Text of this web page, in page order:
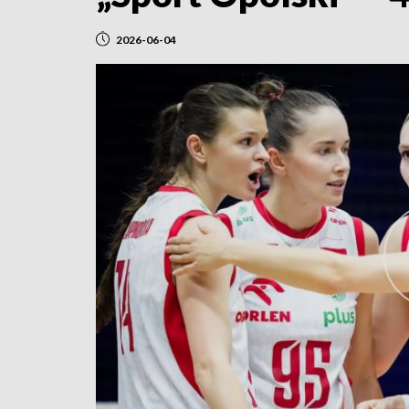
2026-06-04